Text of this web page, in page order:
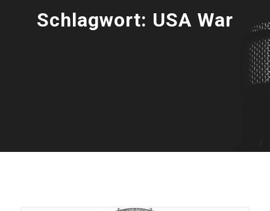
Schlagwort: USA War